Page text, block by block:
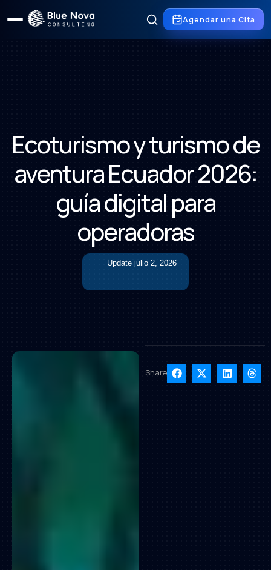
Agendar una Cita
Ecoturismo y turismo de
aventura Ecuador 2026:
guía digital para
operadoras
Update julio 2, 2026
Share